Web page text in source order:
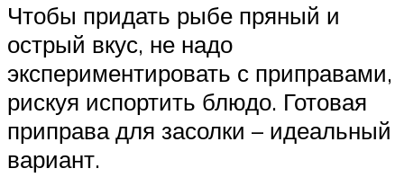
Чтобы придать рыбе пряный и
острый вкус, не надо
экспериментировать с приправами,
рискуя испортить блюдо. Готовая
приправа для засолки – идеальный
вариант.